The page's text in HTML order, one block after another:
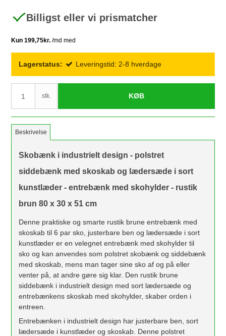
Billigst eller vi prismatcher
Lagerstatus: Leveringstid: 2-8 hverdage
stk. KØB
Beskrivelse
Skobænk i industrielt design - polstret
siddebænk med skoskab og lædersæde i sort
kunstlæder - entrebænk med skohylder - rustik
brun 80 x 30 x 51 cm
Denne praktiske og smarte rustik brune entrebænk med
skoskab til 6 par sko, justerbare ben og lædersæde i sort
kunstlæder er en velegnet entrebænk med skohylder til
sko og kan anvendes som polstret skobænk og siddebænk
med skoskab, mens man tager sine sko af og på eller
venter på, at andre gøre sig klar. Den rustik brune
siddebænk i industrielt design med sort lædersæde og
entrebænkens skoskab med skohylder, skaber orden i
entreen.
Entrebænken i industrielt design har justerbare ben, sort
lædersæde i kunstlæder og skoskab. Denne polstret